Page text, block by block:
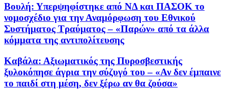
Βουλή: Υπερψηφίστηκε από ΝΔ και ΠΑΣΟΚ το
νομοσχέδιο για την Αναμόρφωση του Εθνικού
Συστήματος Τραύματος – «Παρών» από τα άλλα
κόμματα της αντιπολίτευσης
Καβάλα: Αξιωματικός της Πυροσβεστικής
ξυλοκόπησε άγρια την σύζυγό του – «Αν δεν έμπαινε
το παιδί στη μέση, δεν ξέρω αν θα ζούσα»